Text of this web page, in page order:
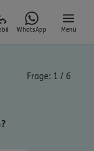
WhatsApp Menü
Frage: 1 / 6